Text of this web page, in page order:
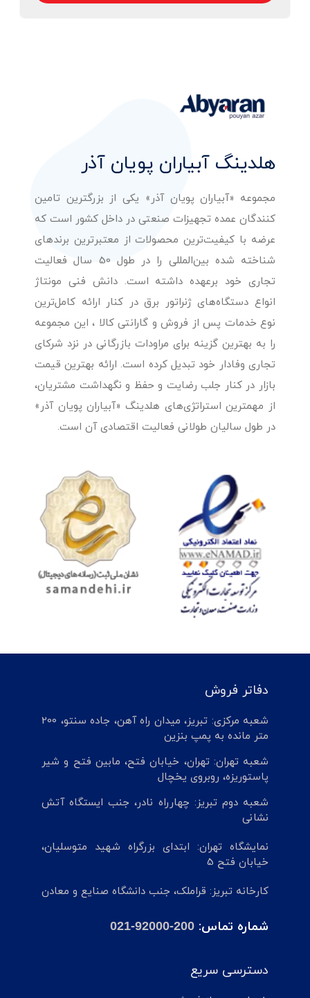
هلدینگ آبیاران پویان آذر
مجموعه «آبیاران پویان آذر» یکی از بزرگترین تامین
کنندگان عمده تجهیزات صنعتی در داخل کشور است که
عرضه با کیفیت‌ترین محصولات از معتبرترین برندهای
شناخته شده بین‌المللی را در طول 50 سال فعالیت
تجاری خود برعهده داشته است. دانش فنی مونتاژ
انواع دستگاه‌های ژنراتور برق در کنار ارائه کامل‌ترین
نوع خدمات پس از فروش و گارانتی کالا ، این مجموعه
را به بهترین گزینه برای مراودات بازرگانی در نزد شرکای
تجاری وفادار خود تبدیل کرده است. ارائه بهترین قیمت
بازار در کنار جلب رضایت و حفظ و نگهداشت مشتریان،
از مهمترین استراتژی‌های هلدینگ «آبیاران پویان آذر»
در طول سالیان طولانی فعالیت اقتصادی آن است.
دفاتر فروش
شعبه مرکزی: تبریز، میدان راه آهن، جاده سنتو، 200
متر مانده به پمپ بنزین
شعبه تهران: تهران، خیابان فتح، مابین فتح و شیر
پاستوریزه، روبروی یخچال
شعبه دوم تبریز: چهارراه نادر، جنب ایستگاه آتش
نشانی
نمایشگاه تهران: ابتدای بزرگراه شهید متوسلیان،
خیابان فتح 5
کارخانه تبریز: قراملک، جنب دانشگاه صنایع و معادن
شماره تماس: 021-92000-200
دسترسی سریع